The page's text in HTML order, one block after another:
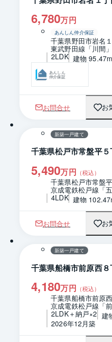
6,780万円
あんしん仲介保証
千葉県野田市岩名
東武野田線「川間
2LDK 建物
あんしん
仲介保証
お問合せ お
新築一戸建て
千葉県松戸市常盤平５
5,490万円 （税込）
千葉県松戸市常盤
京成電鉄松戸線「
4LDK 建物
お問合せ お
新築一戸建て
千葉県船橋市前原西８
4,180万円 （税込）
千葉県船橋市前原
京成電鉄松戸線「
2LDK＋納戸×2 建
2026年12月築